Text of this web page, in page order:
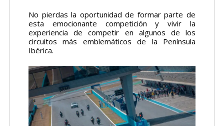
No pierdas la oportunidad de formar parte de
esta emocionante competición y vivir la
experiencia de competir en algunos de los
circuitos más emblemáticos de la Península
Ibérica.